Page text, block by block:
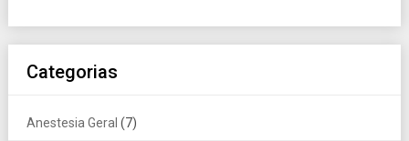
Categorias
Anestesia Geral (7)